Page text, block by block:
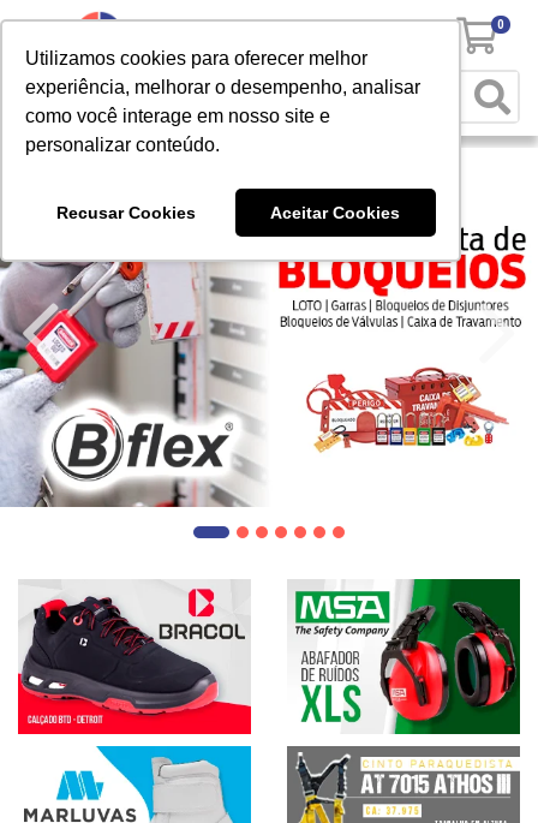
Utilizamos cookies para oferecer melhor
experiência, melhorar o desempenho, analisar
como você interage em nosso site e
personalizar conteúdo.
Recusar Cookies Aceitar Cookies
0